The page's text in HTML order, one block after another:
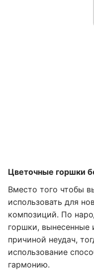
Цветочные горшки
Вместо того чтобы
использовать для
композиций. По
горшки, вынесенные
причиной неудач,
использование
гармонию.